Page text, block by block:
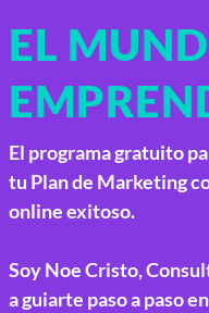
EL
El programa gratuito
tu Plan de Marketing
online exitoso.
Soy Noe Cristo,
a guiarte paso a paso